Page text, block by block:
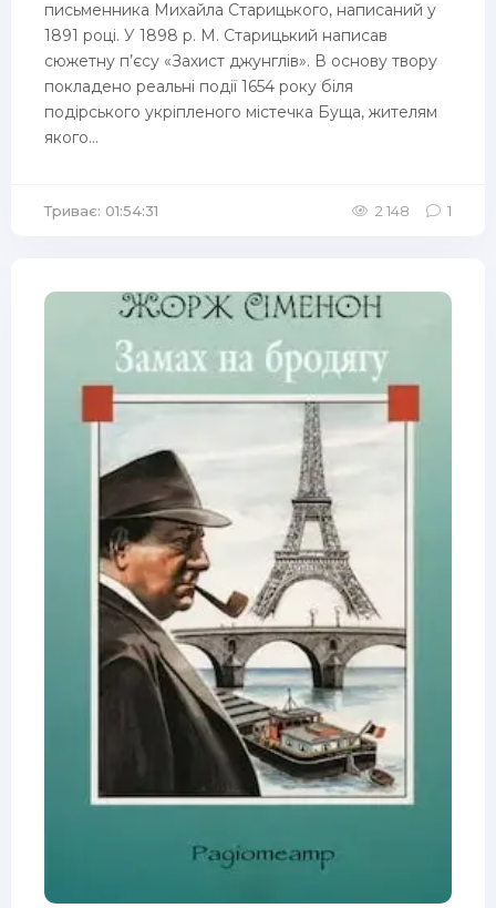
письменника Михайла Старицького, написаний у
1891 році. У 1898 р. М. Старицький написав
сюжетну п’єсу «Захист джунглів». В основу твору
покладено реальні події 1654 року біля
подірського укріпленого містечка Буща, жителям
якого...
Триває: 01:54:31 2 148 1